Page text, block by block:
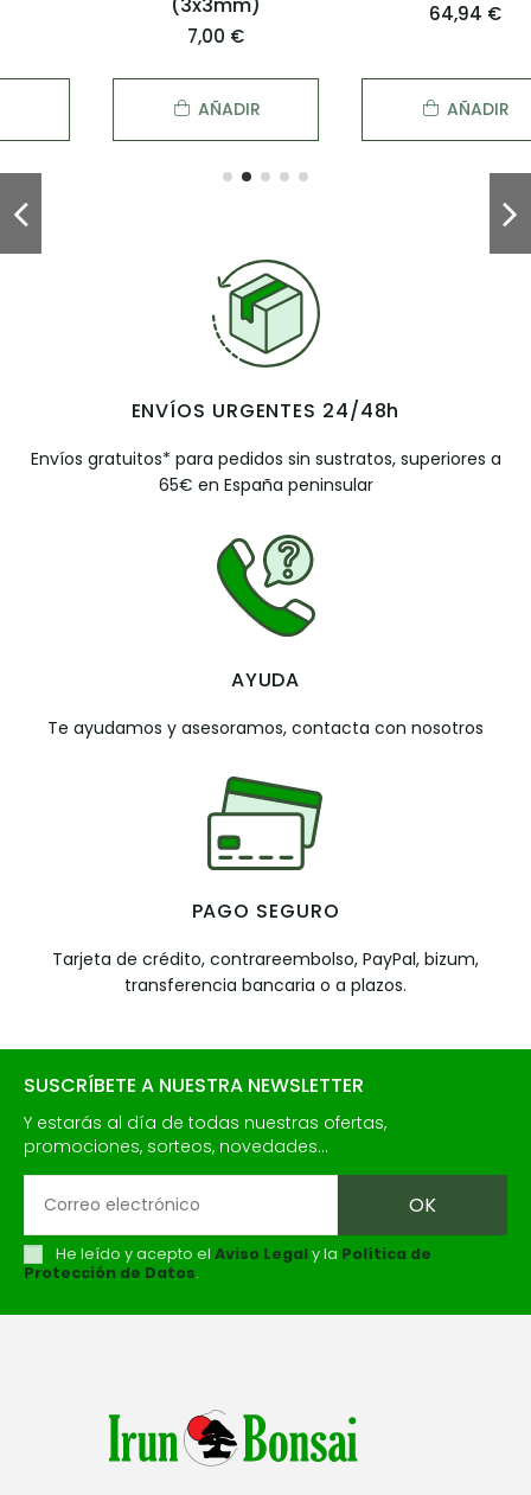
AÑADIR AÑADIR
ENVÍOS URGENTES 24/48h
Envíos gratuitos* para pedidos sin sustratos, superiores a
65€ en España peninsular
AYUDA
Te ayudamos y asesoramos, contacta con nosotros
PAGO SEGURO
Tarjeta de crédito, contrareembolso, PayPal, bizum,
transferencia bancaria o a plazos.
SUSCRÍBETE A NUESTRA NEWSLETTER
Y estarás al día de todas nuestras ofertas,
promociones, sorteos, novedades...
He leído y acepto el Aviso Legaly la Política de
Protección de Datos.